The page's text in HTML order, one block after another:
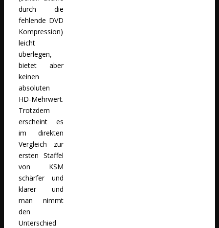
durch die
fehlende DVD
Kompression)
leicht
überlegen,
bietet aber
keinen
absoluten
HD-Mehrwert.
Trotzdem
erscheint es
im direkten
Vergleich zur
ersten Staffel
von KSM
schärfer und
klarer und
man nimmt
den
Unterschied